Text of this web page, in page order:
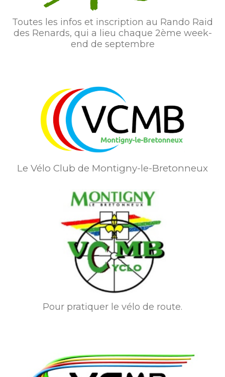
Toutes les infos et inscription au Rando Raid
des Renards, qui a lieu chaque 2ème week-
end de septembre
Le Vélo Club de Montigny-le-Bretonneux
Pour pratiquer le vélo de route.